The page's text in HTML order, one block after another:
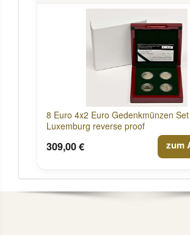
8 Euro 4x2 Euro Gedenkmünzen
Luxemburg reverse proof
309,00 € zum